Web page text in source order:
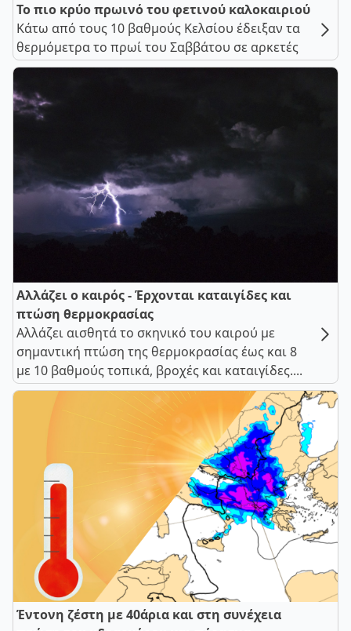
Το πιο κρύο πρωινό του φετινού καλοκαιριού
Κάτω από τους 10 βαθμούς Κελσίου έδειξαν τα
θερμόμετρα το πρωί του Σαββάτου σε αρκετές
Αλλάζει ο καιρός - Έρχονται καταιγίδες και
πτώση θερμοκρασίας
Αλλάζει αισθητά το σκηνικό του καιρού με
σημαντική πτώση της θερμοκρασίας έως και 8
με 10 βαθμούς τοπικά, βροχές και καταιγίδες....
Έντονη ζέστη με 40άρια και στη συνέχεια